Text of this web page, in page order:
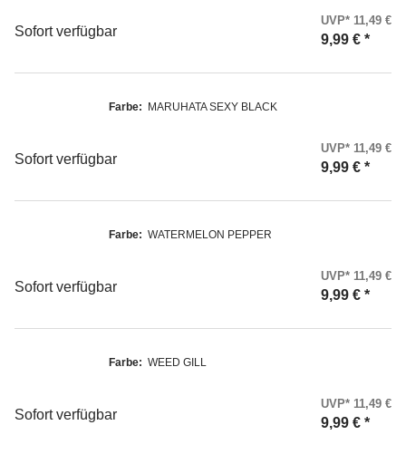
Sofort verfügbar
UVP* 11,49 €
9,99 € *
Farbe: MARUHATA SEXY BLACK
Sofort verfügbar
UVP* 11,49 €
9,99 € *
Farbe: WATERMELON PEPPER
Sofort verfügbar
UVP* 11,49 €
9,99 € *
Farbe: WEED GILL
Sofort verfügbar
UVP* 11,49 €
9,99 € *